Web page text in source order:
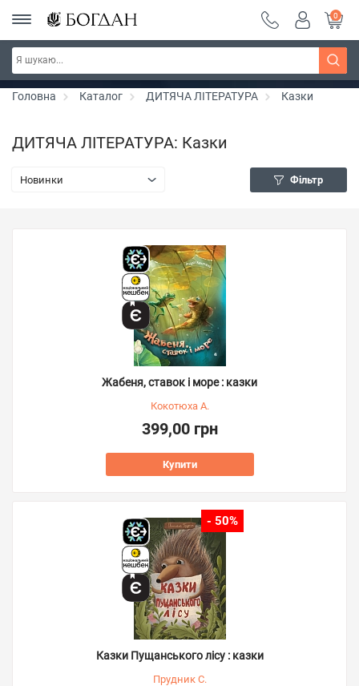
РОЗПРОДАЖ ~ 150 грн ~ 200 грн ~ 250 грн ~
300 грн ~ РОЗПРОДАЖ
Дізнатись більше
0
Головна Каталог ДИТЯЧА ЛІТЕРАТУРА Казки
ДИТЯЧА ЛІТЕРАТУРА: Казки
Новинки Фільтр
Жабеня, ставок і море : казки
Кокотюха А.
399,00 грн
Купити
- 50%
Казки Пущанського лісу : казки
Прудник С.